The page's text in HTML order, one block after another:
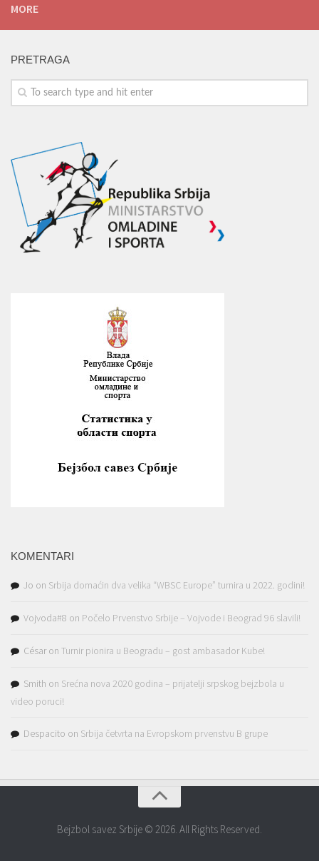
MORE
PRETRAGA
KOMENTARI
Jo on Srbija domaćin dva velika “WBSC Europe” turnira u 2022. godini!
Vojvoda#8 on Počelo Prvenstvo Srbije – Vojvode i Beograd 96 slavili!
César on Turnir pionira u Beogradu – gost ambasador Kube!
Smith on Srećna nova 2020 godina – prijatelji srpskog bejzbola u
video poruci!
Despacito on Srbija četvrta na Evropskom prvenstvu B grupe
Bejzbol savez Srbije © 2026. All Rights Reserved.